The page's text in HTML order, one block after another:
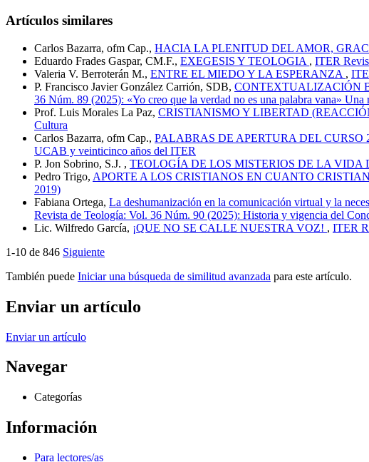
Artículos similares
Carlos Bazarra, ofm Cap., HACIA LA PLENITUD DEL AMOR,
Eduardo Frades Gaspar, CM.F., EXEGESIS Y TEOLOGIA , ITER
Valeria V. Berroterán M., ENTRE EL MIEDO Y LA ESPERANZA ,
P. Francisco Javier González Carrión, SDB, CONTEXTUALIZACIÓN
36 Núm. 89 (2025): «Yo creo que la verdad no es una palabra vana»
Prof. Luis Morales La Paz, CRISTIANISMO Y LIBERTAD
Cultura
Carlos Bazarra, ofm Cap., PALABRAS DE APERTURA DEL
UCAB y veinticinco años del ITER
P. Jon Sobrino, S.J. , TEOLOGÍA DE LOS MISTERIOS DE LA VIDA
Pedro Trigo, APORTE A LOS CRISTIANOS EN CUANTO
2019)
Fabiana Ortega, La deshumanización en la comunicación virtual y la
Revista de Teología: Vol. 36 Núm. 90 (2025): Historia y vigencia del
Lic. Wilfredo García, ¡QUE NO SE CALLE NUESTRA VOZ! , ITER
1-10 de 846 Siguiente
También puede Iniciar una búsqueda de similitud avanzada para este artículo.
Enviar un artículo
Enviar un artículo
Navegar
Categorías
Información
Para lectores/as